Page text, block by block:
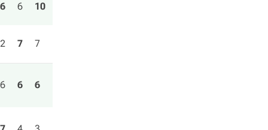
6 6 10
2 7 7
6 6 6